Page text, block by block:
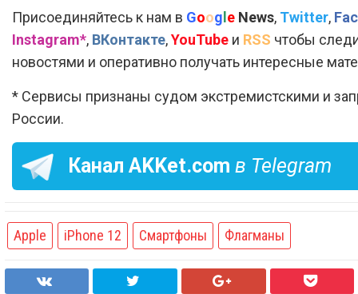
Присоединяйтесь к нам в Google News, Twitter,
Instagram*, ВКонтакте,YouTube и RSS чтобы
новостями и оперативно получать интересные
* Сервисы признаны судом экстремистскими и
России.
Канал AKKet.com в Telegram
Apple iPhone 12 Смартфоны Флагманы